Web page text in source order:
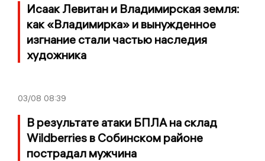
Исаак Левитан и Владимирская земля:
как «Владимирка» и вынужденное
изгнание стали частью наследия
художника
03/08 08:39
В результате атаки БПЛА на склад
Wildberries в Собинском районе
пострадал мужчина